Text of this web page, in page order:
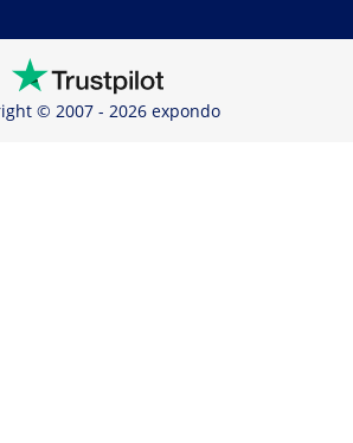
© 2007 - 2026 expondo